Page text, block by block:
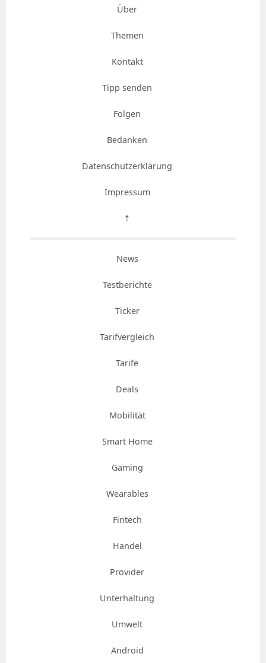
Über
Themen
Kontakt
Tipp senden
Folgen
Bedanken
Datenschutzerklärung
Impressum
⇡
News
Testberichte
Ticker
Tarifvergleich
Tarife
Deals
Mobilität
Smart Home
Gaming
Wearables
Fintech
Handel
Provider
Unterhaltung
Umwelt
Android